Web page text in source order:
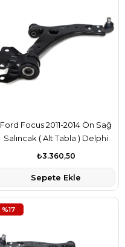
Ford Focus 2011-2014 Ön Sağ
Salıncak ( Alt Tabla ) Delphi
Marka F1F13A423AAB
₺3.360,50
Sepete Ekle
%17